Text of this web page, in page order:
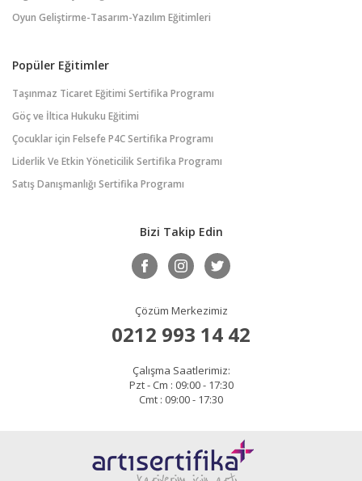
Oyun Geliştirme-Tasarım-Yazılım Eğitimleri
Popüler Eğitimler
Taşınmaz Ticaret Eğitimi Sertifika Programı
Göç ve İltica Hukuku Eğitimi
Çocuklar için Felsefe P4C Sertifika Programı
Liderlik Ve Etkin Yöneticilik Sertifika Programı
Satış Danışmanlığı Sertifika Programı
Bizi Takip Edin
Çözüm Merkezimiz
0212 993 14 42
Çalışma Saatlerimiz:
Pzt - Cm : 09:00 - 17:30
Cmt : 09:00 - 17:30